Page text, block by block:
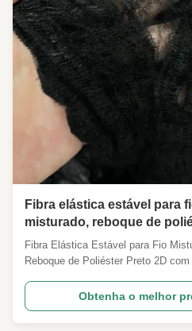
Fibra elástica estável para
misturado, reboque de
2D com comprimento
Fibra Elástica Estável para Fio
Reboque de Poliéster Preto 2D
Poliéster Preto - 2D com
As especificações podem ser
Descrição do produto Nossa fibra
Obtenha o melhor